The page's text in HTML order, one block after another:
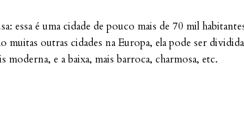
essa é uma cidade de pouco mais de 70 mil
muitas outras cidades na Europa, ela pode ser
moderna, e a baixa, mais barroca, charmosa, etc.